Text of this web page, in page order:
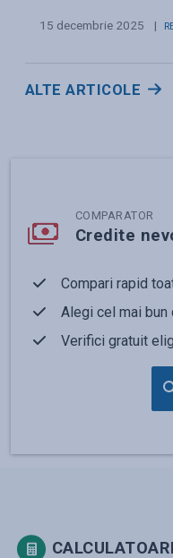
15 decembrie 2025 |
ALTE ARTICOLE
COMPARATOR
Credite
Compari rapid
Alegi cel mai bun
Verifici gratuit